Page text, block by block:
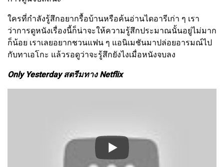
ใครที่กำลังรู้สึกอยากรื้อบ้านหรือค้นอ่านไดอารีเก่า ๆ เรา
ว่าการดูหนังเรื่องนี้ก็น่าจะให้ความรู้สึกประมาณนั้นอยู่ไม่มาก
ก็น้อย เราเลยอยากชวนแฟน ๆ แอนิเมชันมาปล่อยอารมณ์ไป
กับทาเอโกะ แล้วรอดูว่าจะรู้สึกยังไงเมื่อหนังจบลง
Only Yesterday สตรีมทาง Netflix